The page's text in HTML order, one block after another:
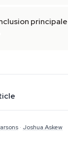
· Joshua Askew